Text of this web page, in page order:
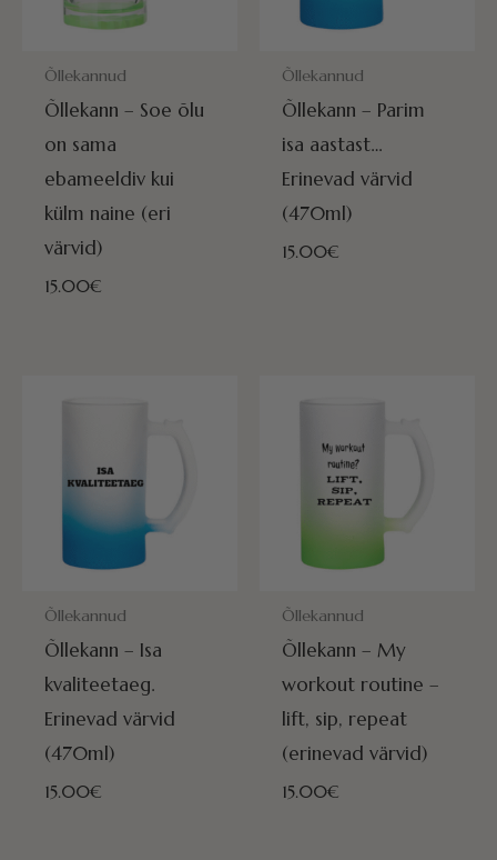
POSTITAMISEKS VALMIS HOMME!
Õllekannud
Õllekann – Soe õlu
on sama
ebameeldiv kui
külm naine (eri
värvid)
15.00€
POSTITAMISEKS VALMIS
Õllekannud
Õllekann – Parim
isa aastast…
Erinevad värvid
(470ml)
15.00€
POSTITAMISEKS VALMIS HOMME!
Õllekannud
Õllekann – Isa
kvaliteetaeg.
Erinevad värvid
(470ml)
15.00€
POSTITAMISEKS VALMIS
Õllekannud
Õllekann – My
workout routine –
lift, sip, repeat
(erinevad värvid)
15.00€